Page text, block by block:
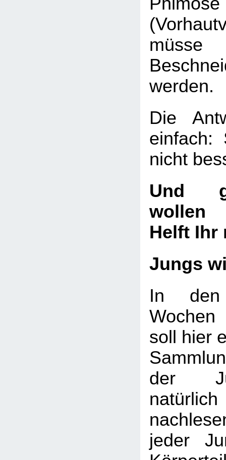
werden.
Die
einfach:
nicht
Und
wollen
Helft Ihr
Jungs
In den
soll hier
der
jeder